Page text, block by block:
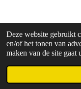
Deze website gebruikt
en/of het tonen van
maken van de site gaat